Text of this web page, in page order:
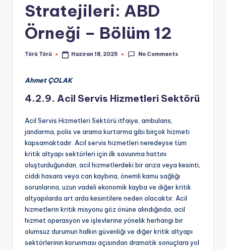
Stratejileri: ABD
Örneği – Bölüm 12
Posted
Törü Törü Haziran 18, 2025 No Comments
Ahmet ÇOLAK
4.2.9. Acil Servis Hizmetleri Sektörü
Acil Servis Hizmetleri Sektörü itfaiye, ambulans,
jandarma, polis ve arama kurtarma gibi birçok hizmeti
kapsamaktadır. Acil servis hizmetleri neredeyse tüm
kritik altyapı sektörleri için ilk savunma hattını
oluşturduğundan, acil hizmetlerdeki bir arıza veya kesinti,
ciddi hasara veya can kaybına, önemli kamu sağlığı
sorunlarına, uzun vadeli ekonomik kayba ve diğer kritik
altyapılarda art arda kesintilere neden olacaktır. Acil
hizmetlerin kritik misyonu göz önüne alındığında, acil
hizmet operasyon ve işlevlerine yönelik herhangi bir
olumsuz durumun halkın güvenliği ve diğer kritik altyapı
sektörlerinin korunması açısından dramatik sonuçlara yol